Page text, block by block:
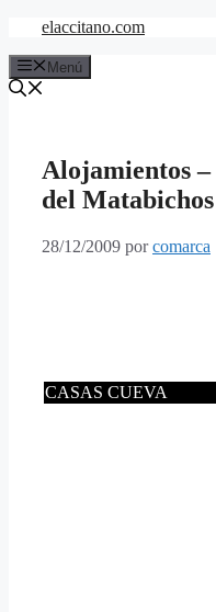
Saltar
contenido
elaccitano.com
Menú
Alojamientos –
del Matabichos
28/12/2009 porcomarca
CASAS CUEVA